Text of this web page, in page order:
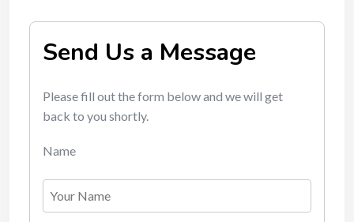
Send Us a Message
Please fill out the form below and we will get
back to you shortly.
Name